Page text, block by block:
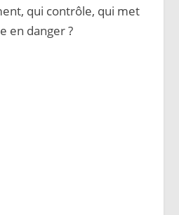
qui contrôle, qui met
en danger ?